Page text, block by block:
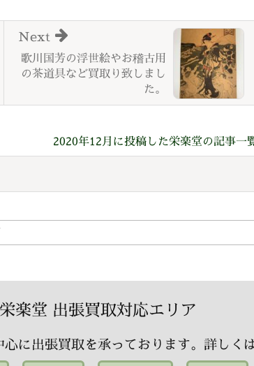
歌川国芳の浮世絵やお稽古用
の茶道具など買取り致しまし
た。
Next
2020年12月に投稿した栄楽堂の記事一
栄楽堂 出張買取対応エリア
に出張買取を承っております。詳しく